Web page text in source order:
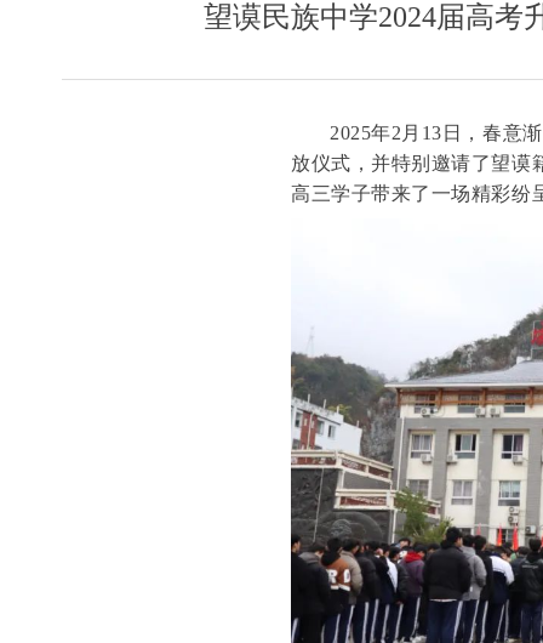
望谟民族中学2024届高考
2025年2月13日，春意
放仪式，并特别邀请了望谟
高三学子带来了一场精彩纷